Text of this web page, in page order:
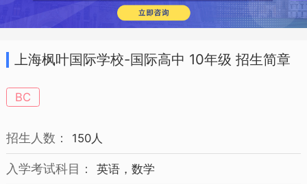
上海枫叶国际学校-国际高中 10年级 招生简章
BC
招生人数： 150人
入学考试科目： 英语，数学